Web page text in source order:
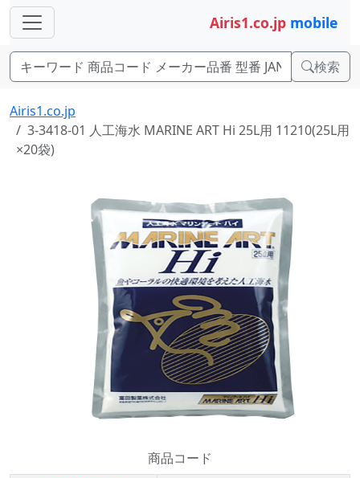
Airis1.co.jp mobile
検索
Airis1.co.jp
3-3418-01 人工海水 MARINE ART Hi 25L用 11210(25L用
×20袋)
商品コード